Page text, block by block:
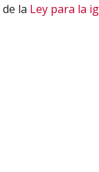
de la Ley para la